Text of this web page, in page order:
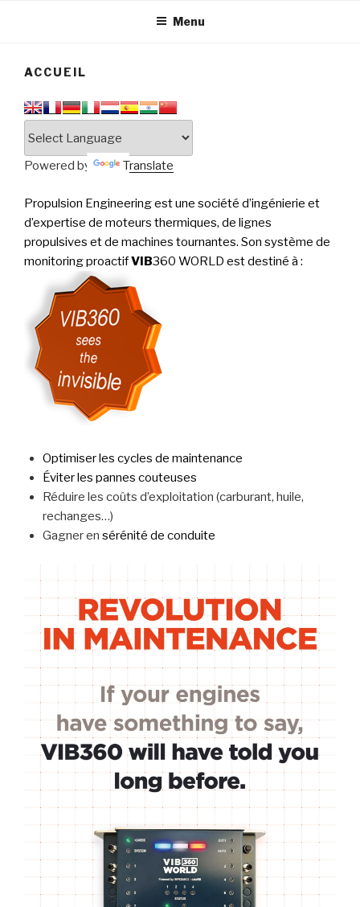
PERFORMANCE
Menu
ACCUEIL
Powered by Translate
Propulsion Engineering est une société d’ingénierie et
d’expertise de moteurs thermiques, de lignes
propulsives et de machines tournantes. Son système de
monitoring proactifVIB360 WORLD est destiné à :
Optimiser les cycles de maintenance
Éviter les pannes couteuses
Réduire les coûts d’exploitation (carburant, huile,
rechanges…)
Gagner en sérénité de conduite